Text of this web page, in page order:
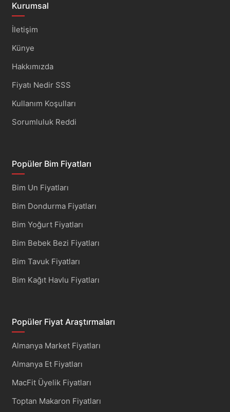
Kurumsal
İletişim
Künye
Hakkımızda
Fiyatı Nedir SSS
Kullanım Koşulları
Sorumluluk Reddi
Popüler Bim Fiyatları
Bim Un Fiyatları
Bim Dondurma Fiyatları
Bim Yoğurt Fiyatları
Bim Bebek Bezi Fiyatları
Bim Tavuk Fiyatları
Bim Kağıt Havlu Fiyatları
Popüler Fiyat Araştırmaları
Almanya Market Fiyatları
Almanya Et Fiyatları
MacFit Üyelik Fiyatları
Toptan Makaron Fiyatları